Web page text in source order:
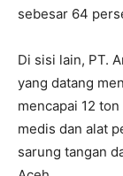
sebesar 64
Di sisi lain, PT.
yang datang
mencapai 12
medis dan alat
sarung tangan